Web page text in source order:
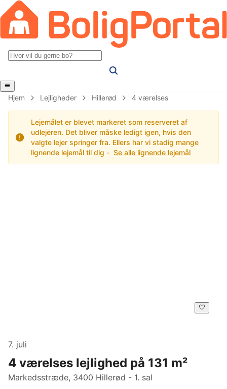
Hjem Lejligheder Hillerød 4 værelses
Lejemålet er blevet markeret som reserveret af
udlejeren. Det bliver måske ledigt igen, hvis den
valgte lejer springer fra. Ellers har vi stadig mange
lignende lejemål til dig - Se alle lignende lejemål
7. juli
4 værelses lejlighed på 131 m²
Markedsstræde, 3400 Hillerød - 1. sal